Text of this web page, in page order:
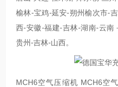
榆林-宝鸡-延安-朔州榆次市-
西-安徽-福建-吉林-湖南-云南
贵州-吉林-山西。
MCH6空气压缩机 MCH6空